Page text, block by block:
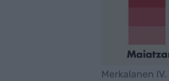
Merkalanen